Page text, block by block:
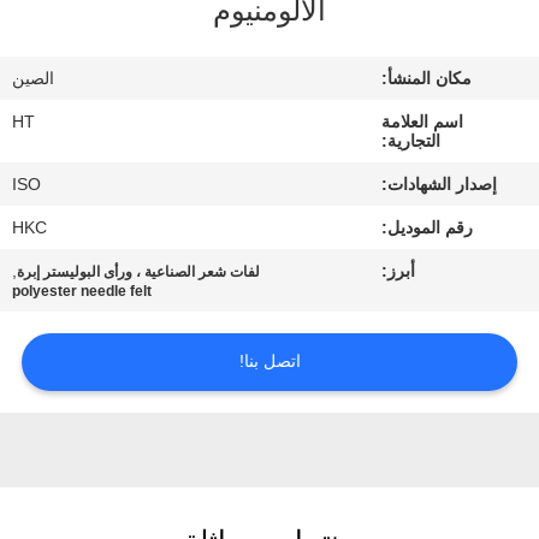
الجودة
اطلب
اقتباس
الألومنيوم
مكان المنشأ: الصين
اسم العلامة
التجارية:
HT
إصدار الشهادات: ISO
رقم الموديل: HKC
أبرز: لفات شعر الصناعية ، ورأى البوليستر إبرة,
polyester needle felt
اتصل بنا!